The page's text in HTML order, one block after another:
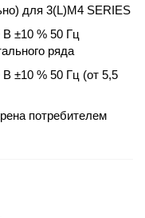
для 3(L)M4 SERIES
±10 % 50 Гц
ряда
±10 % 50 Гц (от 5,5
потребителем